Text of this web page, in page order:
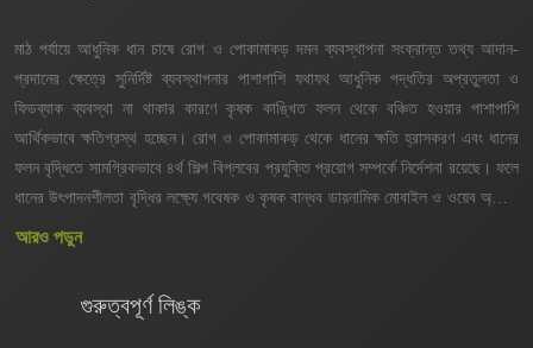
মাঠ পর্যায়ে আধুনিক ধান চাষে রোগ ও পোকামাকড় দমন ব্যবস্থাপনা সংক্রান্ত তথ্য আদান-
প্রদানের ক্ষেত্রে সুনির্দিষ্ট ব্যবস্থাপনার পাশাপাশি যথাযথ আধুনিক পদ্ধতির অপ্রতুলতা ও
ফিডব্যাক ব্যবস্থা না থাকার কারণে কৃষক কাঙ্খিত ফলন থেকে বঞ্চিত হওয়ার পাশাপাশি
আর্থিকভাবে ক্ষতিগ্রস্থ হচ্ছেন। রোগ ও পোকামাকড় থেকে ধানের ক্ষতি হ্রাসকরণ এবং ধানের
ফলন বৃদ্ধিতে সামগ্রিকভাবে ৪র্থ শিল্প বিপ্লবের প্রযুক্তি প্রয়োগ সম্পর্কে নির্দেশনা রয়েছে। ফলে
ধানের উৎপাদনশীলতা বৃদ্ধির লক্ষ্যে গবেষক ও কৃষক বান্ধব ডায়নামিক মোবাইল ও ওয়েব অ্যাপস
এবং ড্যাশবোর্ড তৈরির উদ্যোগ গ্রহণ করা হয়েছে। সিস্টেমটি ব্যবহারের কারণে সার্বিক সেবা
টাকা ও ৩-৫ বার যাতায়াত সাশ্রয় হবে। অ্যাপস ও ড্যাশবোর্ডটি যথাযথভাবে ব্যবহারের ফলে
আরও পড়ুন
গুরুত্বপূর্ণ লিঙ্ক